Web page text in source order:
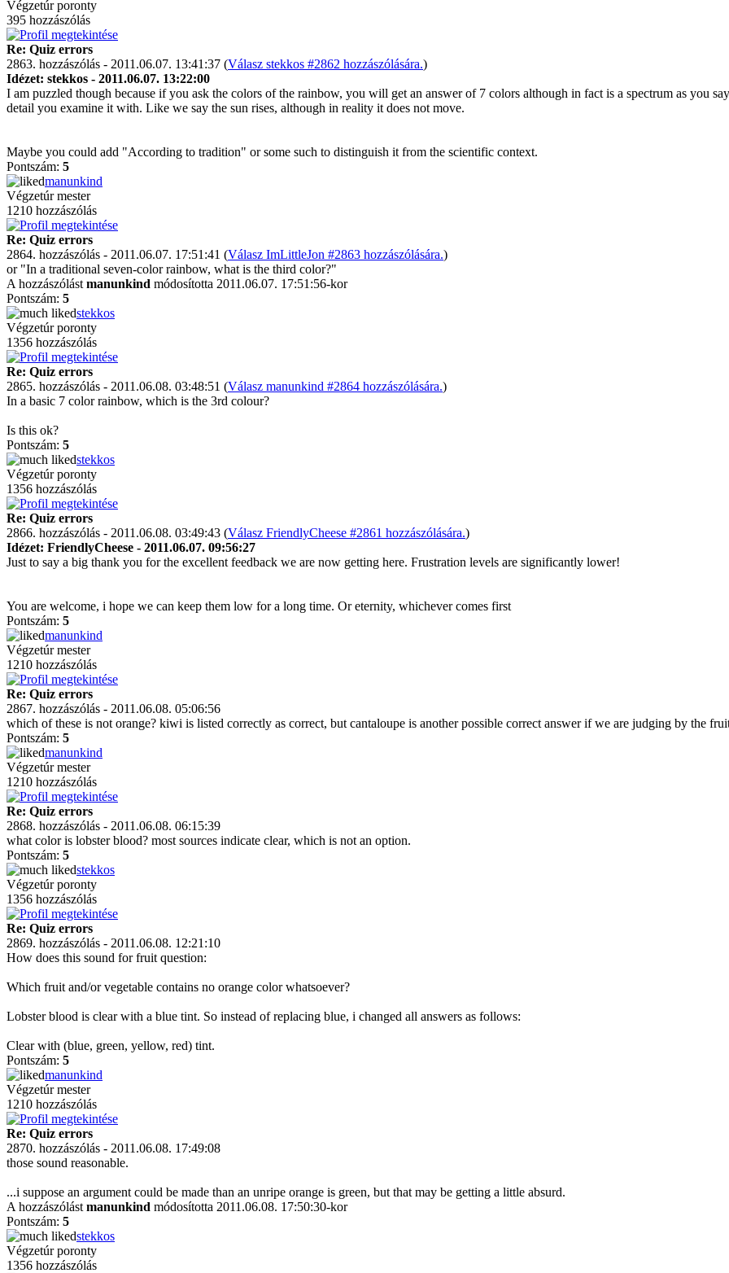
Végzetúr poronty
395 hozzászólás
Re: Quiz errors
2863. hozzászólás - 2011.06.07. 13:41:37 (Válasz stekkos #2862 hozzászólására.)
Idézet: stekkos - 2011.06.07. 13:22:00
I am puzzled though because if you ask the colors of the rainbow, you will get an answer of 7 colors although in fact is a spectrum as you
detail you examine it with. Like we say the sun rises, although in reality it does not move.
Maybe you could add "According to tradition" or some such to distinguish it from the scientific context.
Pontszám: 5
manunkind
Végzetúr mester
1210 hozzászólás
Re: Quiz errors
2864. hozzászólás - 2011.06.07. 17:51:41 (Válasz ImLittleJon #2863 hozzászólására.)
or "In a traditional seven-color rainbow, what is the third color?"
A hozzászólást manunkind módosította 2011.06.07. 17:51:56-kor
Pontszám: 5
stekkos
Végzetúr poronty
1356 hozzászólás
Re: Quiz errors
2865. hozzászólás - 2011.06.08. 03:48:51 (Válasz manunkind #2864 hozzászólására.)
In a basic 7 color rainbow, which is the 3rd colour?
Is this ok?
Pontszám: 5
stekkos
Végzetúr poronty
1356 hozzászólás
Re: Quiz errors
2866. hozzászólás - 2011.06.08. 03:49:43 (Válasz FriendlyCheese #2861 hozzászólására.)
Idézet: FriendlyCheese - 2011.06.07. 09:56:27
Just to say a big thank you for the excellent feedback we are now getting here. Frustration levels are significantly lower!
You are welcome, i hope we can keep them low for a long time. Or eternity, whichever comes first
Pontszám: 5
manunkind
Végzetúr mester
1210 hozzászólás
Re: Quiz errors
2867. hozzászólás - 2011.06.08. 05:06:56
which of these is not orange? kiwi is listed correctly as correct, but cantaloupe is another possible correct answer if we are judging by the
Pontszám: 5
manunkind
Végzetúr mester
1210 hozzászólás
Re: Quiz errors
2868. hozzászólás - 2011.06.08. 06:15:39
what color is lobster blood? most sources indicate clear, which is not an option.
Pontszám: 5
stekkos
Végzetúr poronty
1356 hozzászólás
Re: Quiz errors
2869. hozzászólás - 2011.06.08. 12:21:10
How does this sound for fruit question:
Which fruit and/or vegetable contains no orange color whatsoever?
Lobster blood is clear with a blue tint. So instead of replacing blue, i changed all answers as follows:
Clear with (blue, green, yellow, red) tint.
Pontszám: 5
manunkind
Végzetúr mester
1210 hozzászólás
Re: Quiz errors
2870. hozzászólás - 2011.06.08. 17:49:08
those sound reasonable.
...i suppose an argument could be made than an unripe orange is green, but that may be getting a little absurd.
A hozzászólást manunkind módosította 2011.06.08. 17:50:30-kor
Pontszám: 5
stekkos
Végzetúr poronty
1356 hozzászólás